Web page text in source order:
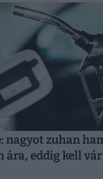
nagyot zuhan
ára, eddig kell